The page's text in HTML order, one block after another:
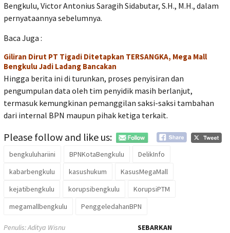
Bengkulu, Victor Antonius Saragih Sidabutar, S.H., M.H., dalam
pernyataannya sebelumnya.
Baca Juga :
Giliran Dirut PT Tigadi Ditetapkan TERSANGKA, Mega Mall
Bengkulu Jadi Ladang Bancakan
Hingga berita ini di turunkan, proses penyisiran dan
pengumpulan data oleh tim penyidik masih berlanjut,
termasuk kemungkinan pemanggilan saksi-saksi tambahan
dari internal BPN maupun pihak ketiga terkait.
Please follow and like us:
bengkuluhariini BPNKotaBengkulu
DelikInfo
kabarbengkulu
kasushukum
KasusMegaMall
kejatibengkulu
korupsibengkulu
KorupsiPTM
megamallbengkulu
PenggeledahanBPN
Penulis: Aditya Wisnu
SEBARKAN